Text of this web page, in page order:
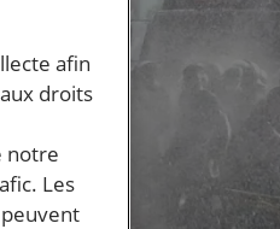
afin
droits
notre
Les